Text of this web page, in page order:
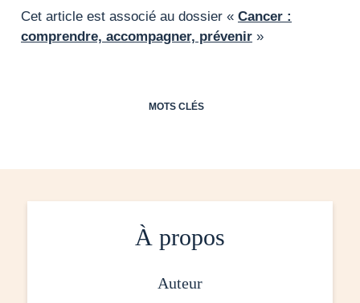
Cet article est associé au dossier « Cancer :
comprendre, accompagner, prévenir »
MOTS CLÉS
À propos
auteur